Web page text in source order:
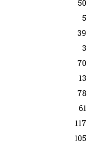
50
5
39
3
70
13
78
61
117
105